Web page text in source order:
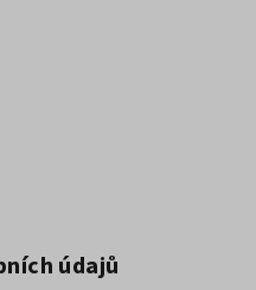
údajů